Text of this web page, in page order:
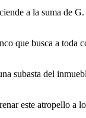
a la suma de
que busca a toda
subasta del
este atropello a